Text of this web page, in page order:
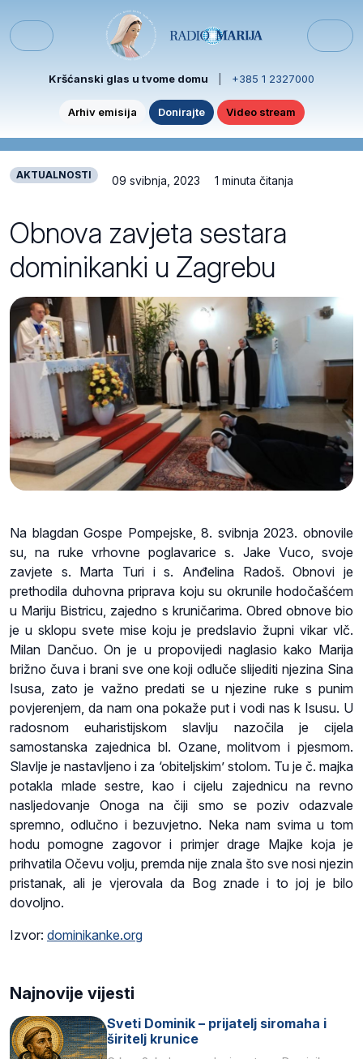
Menu
Kršćanski glas u tvome domu +385 1 2327000
Arhiv emisija Donirajte Video stream
AKTUALNOSTI 09 svibnja, 2023 1 minuta čitanja
Obnova zavjeta sestara
dominikanki u Zagrebu
Na blagdan Gospe Pompejske, 8. svibnja 2023. obnovile
su, na ruke vrhovne poglavarice s. Jake Vuco, svoje
zavjete s. Marta Turi i s. Anđelina Radoš. Obnovi je
prethodila duhovna priprava koju su okrunile hodočašćem
u Mariju Bistricu, zajedno s kruničarima. Obred obnove bio
je u sklopu svete mise koju je predslavio župni vikar vlč.
Milan Dančuo. On je u propovijedi naglasio kako Marija
brižno čuva i brani sve one koji odluče slijediti njezina Sina
Isusa, zato je važno predati se u njezine ruke s punim
povjerenjem, da nam ona pokaže put i vodi nas k Isusu. U
radosnom euharistijskom slavlju nazočila je cijela
samostanska zajednica bl. Ozane, molitvom i pjesmom.
Slavlje je nastavljeno i za ‘obiteljskim’ stolom. Tu je č. majka
potakla mlade sestre, kao i cijelu zajednicu na revno
nasljedovanje Onoga na čiji smo se poziv odazvale
spremno, odlučno i bezuvjetno. Neka nam svima u tom
hodu pomogne zagovor i primjer drage Majke koja je
prihvatila Očevu volju, premda nije znala što sve nosi njezin
pristanak, ali je vjerovala da Bog znade i to joj je bilo
dovoljno.
Izvor: dominikanke.org
Najnovije vijesti
Sveti Dominik – prijatelj siromaha i
širitelj krunice